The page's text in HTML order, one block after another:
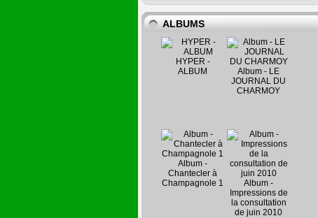
ALBUMS
HYPER -
ALBUM
Album - LE
JOURNAL DU
CHARMOY
Album -
Chantecler à
Champagnole 1
Album -
Impressions de
la consultation
de juin 2010